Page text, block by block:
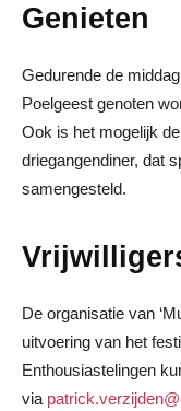
Genieten
Gedurende de
Poelgeest genoten
Ook is het mogelijk
driegangendiner, dat
samengesteld.
De organisatie van
uitvoering van het
Enthousiastelingen
via